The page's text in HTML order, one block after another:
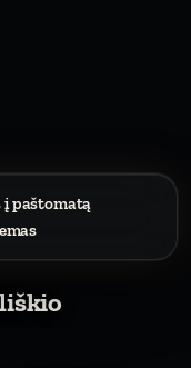
į paštomatą